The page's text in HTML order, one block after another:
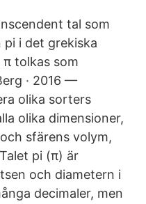
tal som
i det grekiska
tolkas som
· 2016 —
olika sorters
olika dimensioner,
sfärens volym,
pi (π) är
och diametern i
decimaler, men